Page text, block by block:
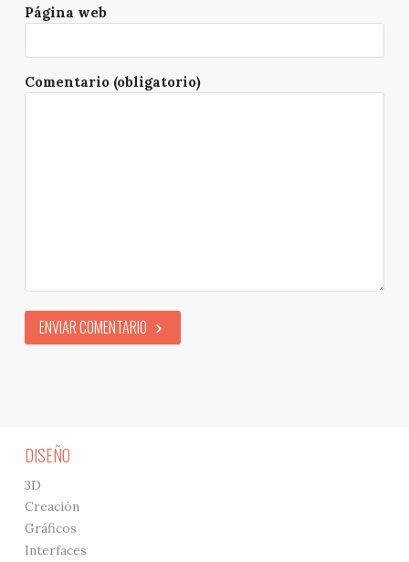
Página web
Comentario (obligatorio)
ENVIAR COMENTARIO
DISEÑO
3D
Creación
Gráficos
Interfaces